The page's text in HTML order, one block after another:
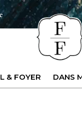
& FOYER DANS